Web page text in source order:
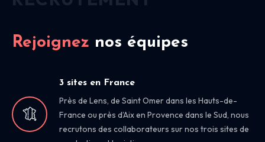
Rejoignez nos équipes
3 sites en France
Près de Lens, de Saint Omer dans les Hauts-de-
France ou près d’Aix en Provence dans le Sud, nous
recrutons des collaborateurs sur nos trois sites de